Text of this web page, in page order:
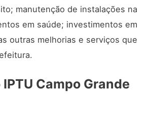
manutenção de instalações na
em saúde; investimentos em
outras melhorias e serviços que
Campo Grande